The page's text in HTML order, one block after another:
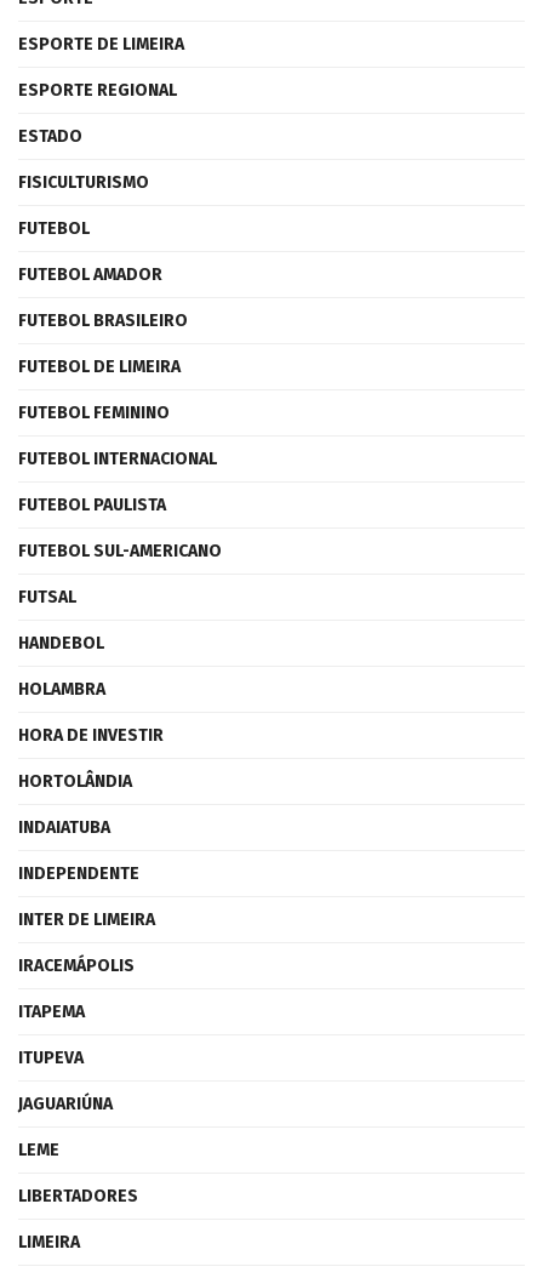
ESPORTE DE LIMEIRA
ESPORTE REGIONAL
ESTADO
FISICULTURISMO
FUTEBOL
FUTEBOL AMADOR
FUTEBOL BRASILEIRO
FUTEBOL DE LIMEIRA
FUTEBOL FEMININO
FUTEBOL INTERNACIONAL
FUTEBOL PAULISTA
FUTEBOL SUL-AMERICANO
FUTSAL
HANDEBOL
HOLAMBRA
HORA DE INVESTIR
HORTOLÂNDIA
INDAIATUBA
INDEPENDENTE
INTER DE LIMEIRA
IRACEMÁPOLIS
ITAPEMA
ITUPEVA
JAGUARIÚNA
LEME
LIBERTADORES
LIMEIRA